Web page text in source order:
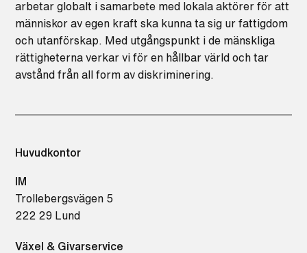
arbetar globalt i samarbete med lokala aktörer för att
människor av egen kraft ska kunna ta sig ur fattigdom
och utanförskap. Med utgångspunkt i de mänskliga
rättigheterna verkar vi för en hållbar värld och tar
avstånd från all form av diskriminering.
Huvudkontor
IM
Trollebergsvägen 5
222 29 Lund
Växel & Givarservice